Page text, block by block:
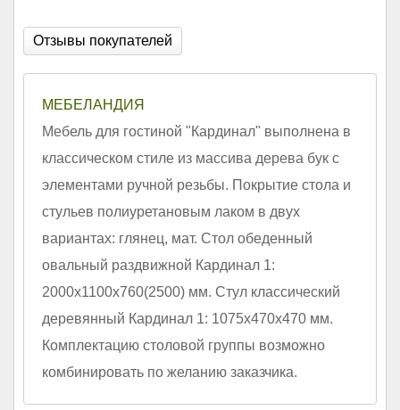
Отзывы покупателей
МЕБЕЛАНДИЯ
Мебель для гостиной "Кардинал" выполнена в
классическом стиле из массива дерева бук с
элементами ручной резьбы. Покрытие стола и
стульев полиуретановым лаком в двух
вариантах: глянец, мат. Стол обеденный
овальный раздвижной Кардинал 1:
2000х1100х760(2500) мм. Стул классический
деревянный Кардинал 1: 1075х470х470 мм.
Комплектацию столовой группы возможно
комбинировать по желанию заказчика.